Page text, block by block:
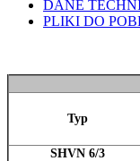
DANE
PLIKI DO
Typ
SHVN 6/3